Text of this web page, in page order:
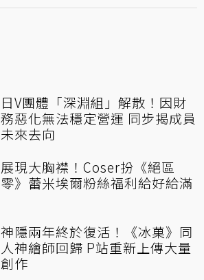
日V團體「深淵組」解散！因財
務惡化無法穩定營運 同步揭成員
未來去向
展現大胸襟！Coser扮《絕區
零》蕾米埃爾粉絲福利給好給滿
神隱兩年終於復活！《冰菓》同
人神繪師回歸 P站重新上傳大量
創作